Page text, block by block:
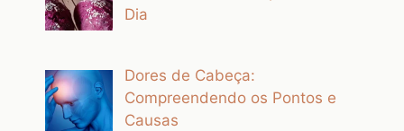
Dia
Dores de Cabeça:
Compreendendo os Pontos e
Causas